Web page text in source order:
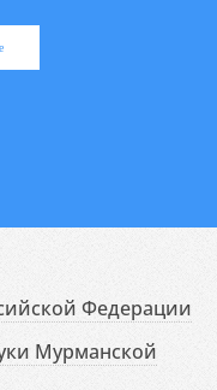
Федерации
Мурманской